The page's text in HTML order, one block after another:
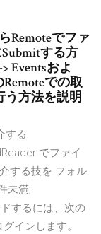
Remoteでファ
する方
Eventsおよ
での取
う方法を説明
する
でファイ
する技を フォル
未満;
するには、次の
インします。